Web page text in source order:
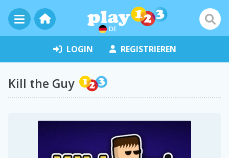
DE
LOGIN REGISTRIEREN
Kill the Guy